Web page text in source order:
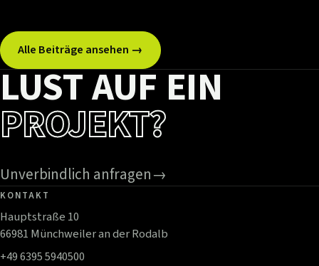
Alle Beiträge ansehen →
LUST AUF EIN
PROJEKT?
Unverbindlich anfragen→
KONTAKT
Hauptstraße 10
66981 Münchweiler an der Rodalb
+49 6395 5940500